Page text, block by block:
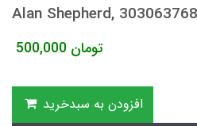
Alan Shepherd,
500,000 تومان
افزودن به سبدخرید